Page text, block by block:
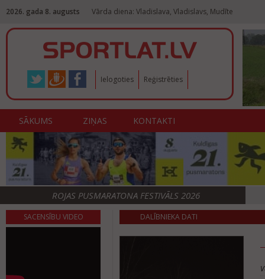
2026. gada 8. augusts Vārda diena: Vladislava, Vladislavs, Mudīte
Ielogoties Reģistrēties
SĀKUMS ZIŅAS KONTAKTI
ROJAS PUSMARATONA FESTIVĀLS 2026
SACENSĪBU VIDEO DALĪBNIEKA DATI